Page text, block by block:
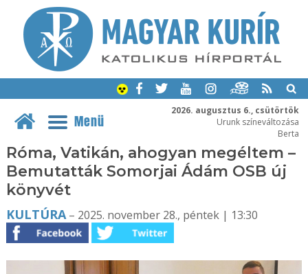
2026. augusztus 6., csütörtök
Urunk színeváltozása
Berta
Menü
Róma, Vatikán, ahogyan megéltem –
Bemutatták Somorjai Ádám OSB új
könyvét
KULTÚRA– 2025. november 28., péntek | 13:30